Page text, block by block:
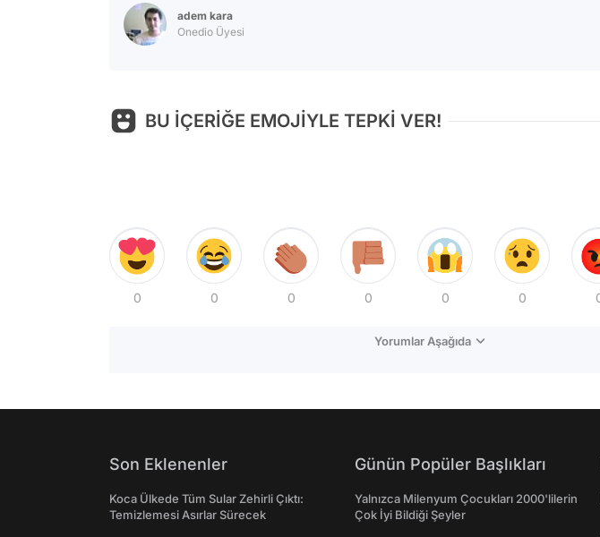
adem kara
Onedio Üyesi
BU İÇERİĞE EMOJİYLE TEPKİ VER!
0 0 0 0 0 0
Yorumlar Aşağıda
Son Eklenenler
Koca Ülkede Tüm Sular Zehirli Çıktı:
Temizlemesi Asırlar Sürecek
Günün Popüler Başlıkları
Yalnızca Milenyum Çocukları 2000'lilerin
Çok İyi Bildiği Şeyler